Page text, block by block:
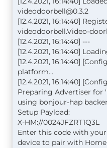
videodoorbell@0.3.2
[12.4.2021, 16:14:40]
videodoorbell.Video-
[12.4.2021, 16:14:40] ---
[12.4.2021, 16:14:40]
[12.4.2021, 16:14:40]
platform...
[12.4.2021, 16:14:40]
Preparing Advertiser for
using bonjour-hap
Setup Payload:
X-HM://0024JFZRT1Q3L
Enter this code with
device to pair with